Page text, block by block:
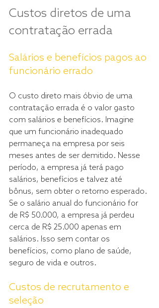
Custos diretos de uma
contratação errada
Salários e benefícios pagos ao
funcionário errado
O custo direto mais óbvio de uma
contratação errada é o valor gasto
com salários e benefícios. Imagine
que um funcionário inadequado
permaneça na empresa por seis
meses antes de ser demitido. Nesse
período, a empresa já terá pago
salários, benefícios e talvez até
bônus, sem obter o retorno esperado.
Se o salário anual do funcionário for
de R$ 50.000, a empresa já perdeu
cerca de R$ 25.000 apenas em
salários. Isso sem contar os
benefícios, como plano de saúde,
seguro de vida e outros.
Custos de recrutamento e
seleção